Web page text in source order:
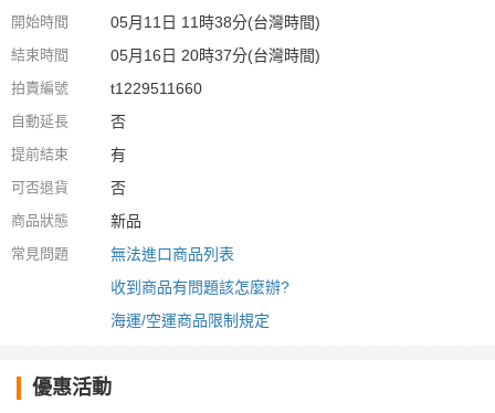
開始時間 05月11日 11時38分(台灣時間)
結束時間 05月16日 20時37分(台灣時間)
拍賣編號 t1229511660
自動延長 否
提前結束 有
可否退貨 否
商品狀態 新品
常見問題
無法進口商品列表
收到商品有問題該怎麼辦?
海運/空運商品限制規定
優惠活動